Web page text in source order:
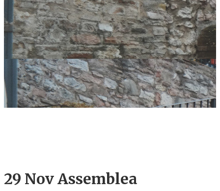
29 NovAssemblea